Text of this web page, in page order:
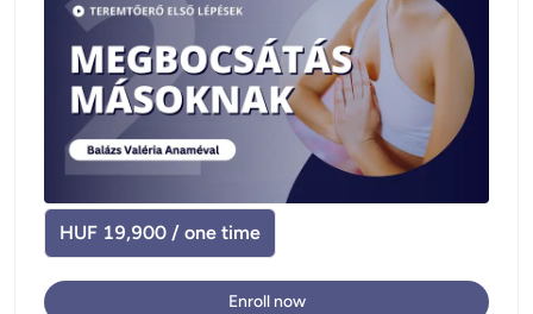
HUF 19,900 / one time
Enroll now